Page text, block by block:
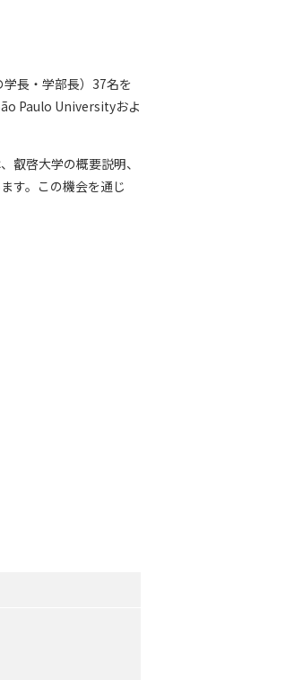
長・学部長）37名を
Paulo Universityおよ
叡啓大学の概要説明、
す。この機会を通じ